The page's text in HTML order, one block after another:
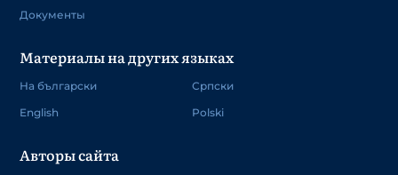
Документы
Материалы на других языках
На български
English
Српски
Polski
Авторы сайта